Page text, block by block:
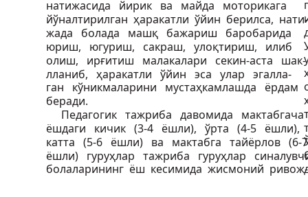
натижасида йирик ва майда моторикага
йўналтирилган ҳаракатли ўйин берилса, нати-
жада болада машқ бажариш баробарида
юриш, югуриш, сакраш, улоқтириш, илиб
олиш, ирғитиш малакалари секин-аста шак-
лланиб, ҳаракатли ўйин эса улар эгалла-
ган кўникмаларини мустаҳкамлашда ёрдам
беради.
Педагогик тажриба давомида
ёшдаги кичик (3-4 ёшли), ўрта (4-5 ёшли),
катта (5-6 ёшли) ва мактабга тайёрлов
ёшли) гуруҳлар тажриба гуруҳлар
болаларининг ёш кесимида жисмоний ривож-